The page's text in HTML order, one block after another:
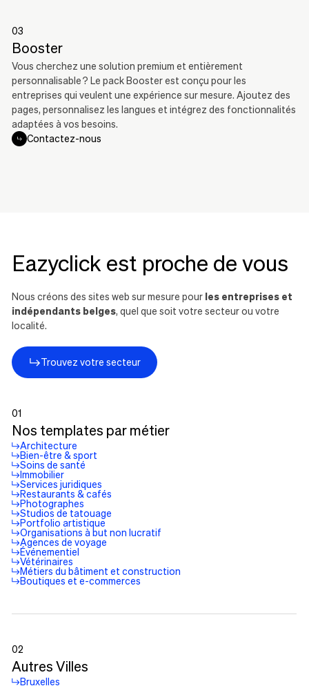
03
Booster
Vous cherchez une solution premium et entièrement
personnalisable ? Le pack Booster est conçu pour les
entreprises qui veulent une expérience sur mesure. Ajoutez des
pages, personnalisez les langues et intégrez des fonctionnalités
adaptées à vos besoins.
Contactez-nous
Eazyclick est proche de vous
Nous créons des sites web sur mesure pour les entreprises et
indépendants belges, quel que soit votre secteur ou votre
localité.
Trouvez votre secteur
01
Nos templates par métier
Architecture
Bien-être & sport
Soins de santé
Immobilier
Services juridiques
Restaurants & cafés
Photographes
Studios de tatouage
Portfolio artistique
Organisations à but non lucratif
Agences de voyage
Événementiel
Vétérinaires
Métiers du bâtiment et construction
Boutiques et e-commerces
02
Autres Villes
Bruxelles